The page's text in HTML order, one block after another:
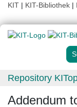
KIT | KIT-Bibliothek |
Repository
Addendum